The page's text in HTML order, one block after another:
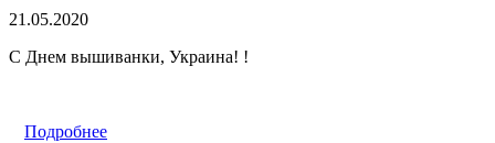
21.05.2020
С Днем вышиванки, Украина! !
Подробнее